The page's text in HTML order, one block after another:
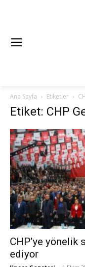
Ana Sayfa Etiketler
Etiket: CHP
CHP’ye yönelik
ediyor